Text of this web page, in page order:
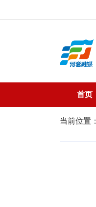
首页
当前位置：